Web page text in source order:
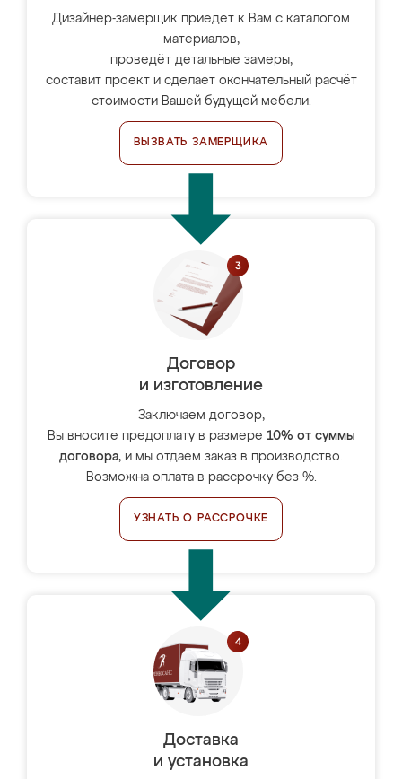
Дизайнер-замерщик приедет к Вам с каталогом
материалов,
проведёт детальные замеры,
составит проект и сделает окончательный расчёт
стоимости Вашей будущей мебели.
ВЫЗВАТЬ ЗАМЕРЩИКА
Договор
и изготовление
Заключаем договор,
Вы вносите предоплату в размере 10% от суммы
договора, и мы отдаём заказ в производство.
Возможна оплата в рассрочку без %.
УЗНАТЬ О РАССРОЧКЕ
Доставка
и установка